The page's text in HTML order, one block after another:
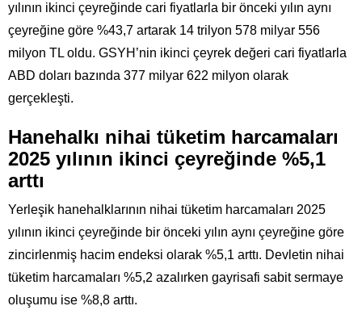
yılının ikinci çeyreğinde cari fiyatlarla bir önceki yılın aynı
çeyreğine göre %43,7 artarak 14 trilyon 578 milyar 556
milyon TL oldu. GSYH’nin ikinci çeyrek değeri cari fiyatlarla
ABD doları bazında 377 milyar 622 milyon olarak
gerçekleşti.
Hanehalkı nihai tüketim harcamaları
2025 yılının ikinci çeyreğinde %5,1
arttı
Yerleşik hanehalklarının nihai tüketim harcamaları 2025
yılının ikinci çeyreğinde bir önceki yılın aynı çeyreğine göre
zincirlenmiş hacim endeksi olarak %5,1 arttı. Devletin nihai
tüketim harcamaları %5,2 azalırken gayrisafi sabit sermaye
oluşumu ise %8,8 arttı.